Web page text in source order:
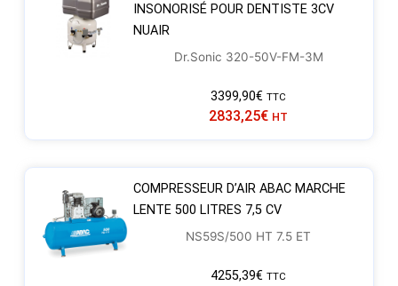
INSONORISÉ POUR DENTISTE 3CV
NUAIR
Dr.Sonic 320-50V-FM-3M
3399,90€ TTC
2833,25€ HT
COMPRESSEUR D’AIR ABAC MARCHE
LENTE 500 LITRES 7,5 CV
NS59S/500 HT 7.5 ET
4255,39€ TTC